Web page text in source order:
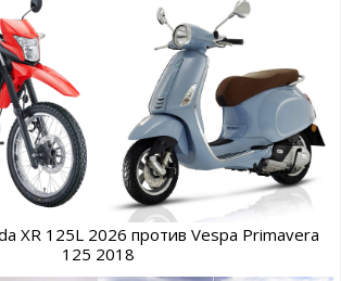
XR 125L 2026 против Vespa Primavera
125 2018